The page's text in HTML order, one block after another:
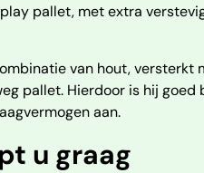
pallet, met extra
van hout,
pallet. Hierdoor is hij
aan.
u graag